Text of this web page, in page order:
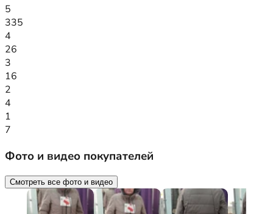
5
335
4
26
3
16
2
4
1
7
Фото и видео покупателей
Смотреть все фото и видео